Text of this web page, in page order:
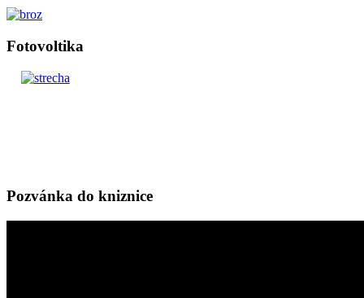
Fotovoltika
Pozvánka do kniznice